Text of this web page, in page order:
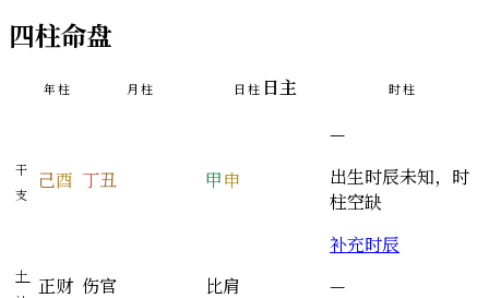
四柱命盘
年柱 月柱 日柱 日主 时柱
干
支
己酉 丁丑 甲申
—
出生时辰未知，时
柱空缺
补充时辰
十
正财 伤官 比肩 —